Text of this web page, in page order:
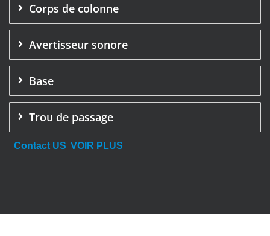
Corps de colonne
Avertisseur sonore
Base
Trou de passage
Contact US VOIR PLUS